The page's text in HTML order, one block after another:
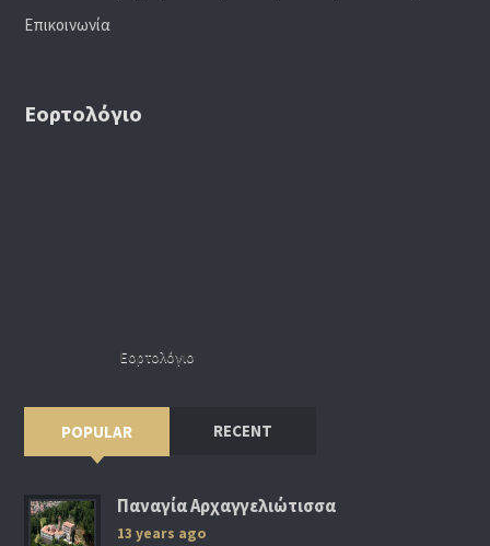
Επικοινωνία
Εορτολόγιο
Εορτολόγιο
POPULAR RECENT
Παναγία Αρχαγγελιώτισσα
13 years ago